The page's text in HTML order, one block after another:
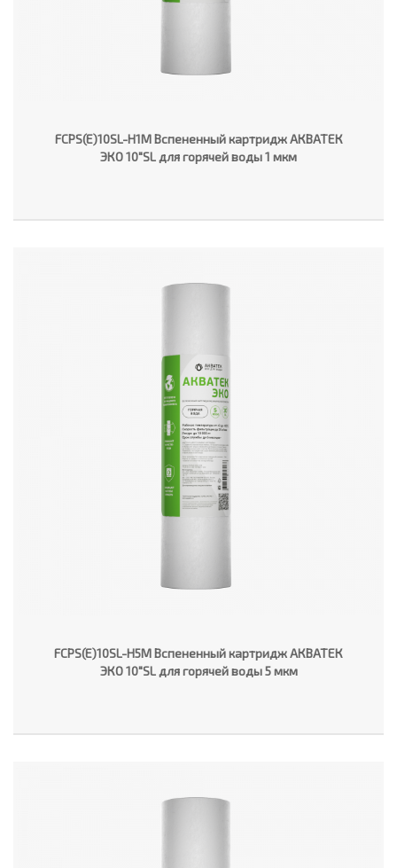
FCPS(E)10SL-H1M Вспененный картридж АКВАТЕК
ЭКО 10"SL для горячей воды 1 мкм
FCPS(E)10SL-H5M Вспененный картридж АКВАТЕК
ЭКО 10"SL для горячей воды 5 мкм